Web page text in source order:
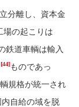
分離し、資本金
場の起こりは
鉄道車輌は輸入
[44]ものであっ
規格が統一され
自給の域を脱